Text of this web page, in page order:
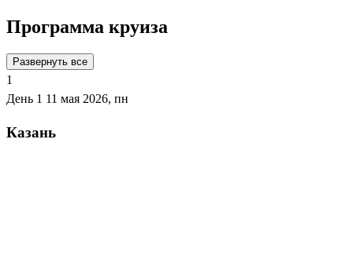
Программа круиза
Развернуть все
1
День 1 11 мая 2026, пн
Казань